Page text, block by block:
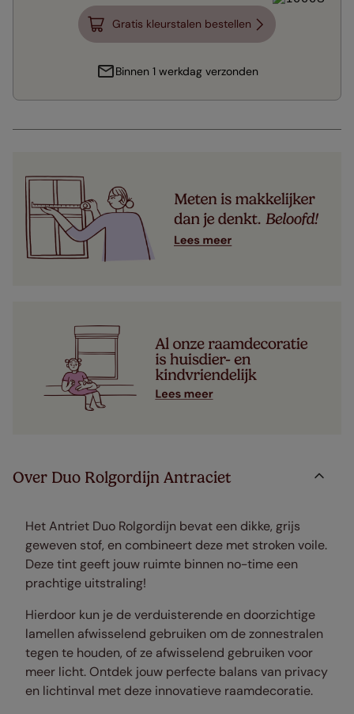
Gratis kleurstalen bestellen
Binnen 1 werkdag verzonden
Over Duo Rolgordijn Antraciet
Het Antriet Duo Rolgordijn bevat een dikke, grijs
geweven stof, en combineert deze met stroken voile.
Deze tint geeft jouw ruimte binnen no-time een
prachtige uitstraling!
Hierdoor kun je de verduisterende en doorzichtige
lamellen afwisselend gebruiken om de zonnestralen
tegen te houden, of ze afwisselend gebruiken voor
meer licht. Ontdek jouw perfecte balans van privacy
en lichtinval met deze innovatieve raamdecoratie.